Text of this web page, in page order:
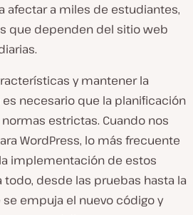
afectar a miles de estudiantes,
que dependen del sitio web
y mantener la
necesario que la planificación
estrictas. Cuando nos
WordPress, lo más frecuente
implementación de estos
desde las pruebas hasta la
empuja el nuevo código y